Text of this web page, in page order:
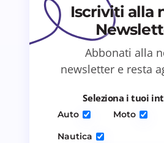
Salva il mio nome e email
per il prossimo commento.
Iscriviti alla
Abbonati alla
newsletter e resta
Seleziona i tuoi
Auto Moto
Nautica